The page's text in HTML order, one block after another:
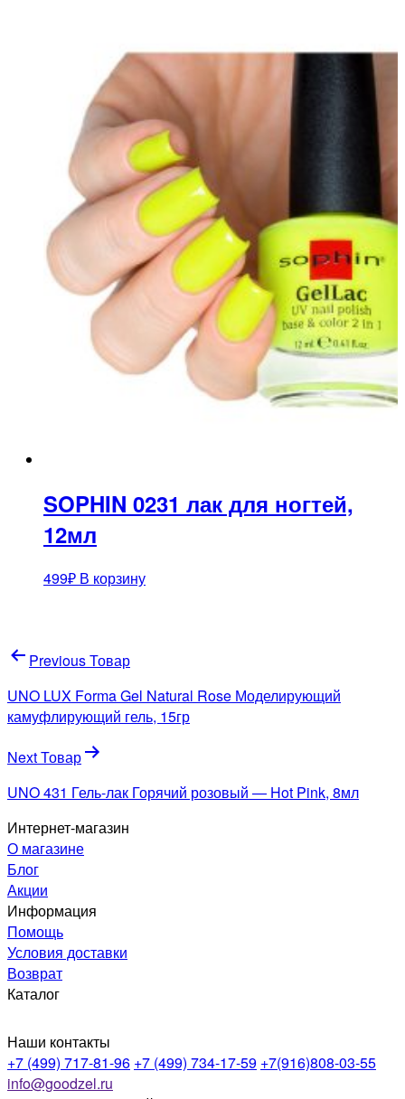
SOPHIN 0231 лак для ногтей,
12мл
499₽ В корзину
Навигация
по
записям
Previous Товар
UNO LUX Forma Gel Natural Rose Моделирующий
камуфлирующий гель, 15гр
Next Товар
UNO 431 Гель-лак Горячий розовый — Hot Pink, 8мл
Интернет-магазин
О магазине
Блог
Акции
Информация
Помощь
Условия доставки
Возврат
Каталог
Наши контакты
+7 (499) 717-81-96 +7 (499) 734-17-59 +7(916)808-03-55
info@goodzel.ru